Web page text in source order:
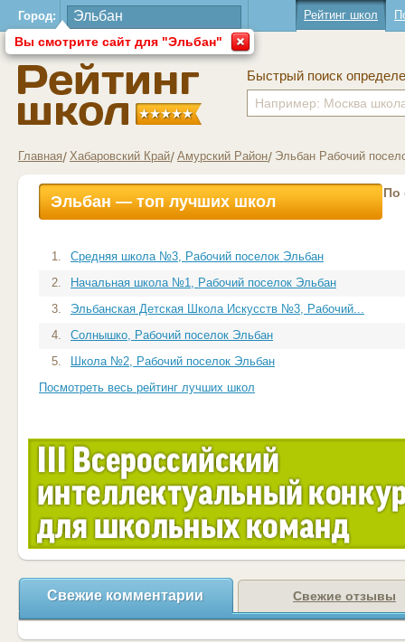
Город:
Вы смотрите сайт для "Эльбан"
Рейтинг школ
Быстрый поиск
Главная Хабаровский Край Амурский Район Эльбан Рабочий
Эльбан — топ лучших школ По
1.
Средняя школа №3, Рабочий поселок Эльбан
2.
Начальная школа №1, Рабочий поселок Эльбан
3.
Эльбанская Детская Школа Искусств №3, Рабочий...
4.
Солнышко, Рабочий поселок Эльбан
5.
Школа №2, Рабочий поселок Эльбан
Посмотреть весь рейтинг лучших школ
Свежие комментарии Свежие отзывы